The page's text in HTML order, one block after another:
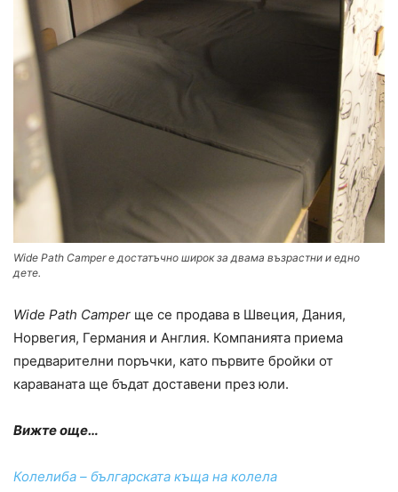
Wide Path Camper е достатъчно широк за двама възрастни и едно
дете.
Wide Path Camper ще се продава в Швеция, Дания,
Норвегия, Германия и Англия. Компанията приема
предварителни поръчки, като първите бройки от
караваната ще бъдат доставени през юли.
Вижте още…
Колелиба – българската къща на колела